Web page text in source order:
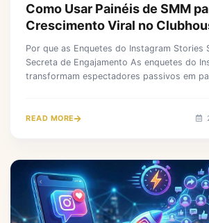
Como Usar Painéis de SMM
Crescimento Viral no
Por que as Enquetes do Instagram Stories
Secreta de Engajamento As enquetes do
transformam espectadores passivos em
READ MORE